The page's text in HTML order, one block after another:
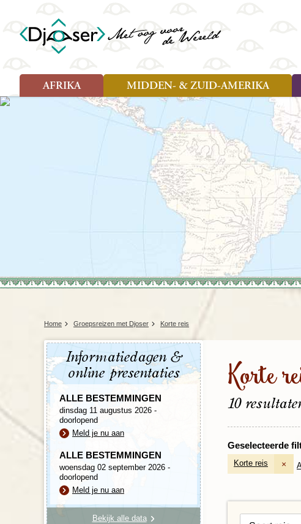
AFRIKA
Landen
Angola
Benin
Botswana
Egypte
Ghana
Kaapverdië
Kenia
Madagaskar
Mozambique
Namibië
Sao Tomé
Swaziland
Tanzania
Togo
Zambia
Zanzibar
Zimbabwe
MIDDEN- & ZUID-AMERIKA
Soort reizen
Rondreis (25)
Familiereis (11)
Cultuur (9)
Natuur (13)
Belize
Bolivia
Brazilië
Chili
Colombia
Costa Rica
Cuba
Ecuador
El Salvador
Home Groepsreizen met Djoser Korte reis
Korte
10
Geselecteerde
Korte reis ×
Informatiedagen &
online presentaties
ALLE BESTEMMINGEN
dinsdag 11 augustus 2026 -
doorlopend
Meld je nu aan
ALLE BESTEMMINGEN
woensdag 02 september 2026 -
doorlopend
Meld je nu aan
Bekijk alle data